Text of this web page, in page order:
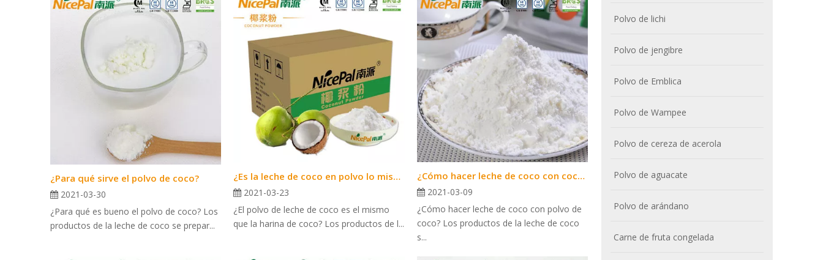
¿Para qué sirve el polvo de coco?
2021-03-30
¿Para qué es bueno el polvo de coco? Los
productos de la leche de coco se prepar...
¿Es la leche de coco en polvo lo mismo que la harina de coco?
2021-03-23
¿El polvo de leche de coco es el mismo
que la harina de coco? Los productos de l...
¿Cómo hacer leche de coco con coco en polvo?
2021-03-09
¿Cómo hacer leche de coco con polvo de
coco? Los productos de la leche de coco
s...
Polvo de lichi
Polvo de jengibre
Polvo de Emblica
Polvo de Wampee
Polvo de cereza de acerola
Polvo de aguacate
Polvo de arándano
Carne de fruta congelada